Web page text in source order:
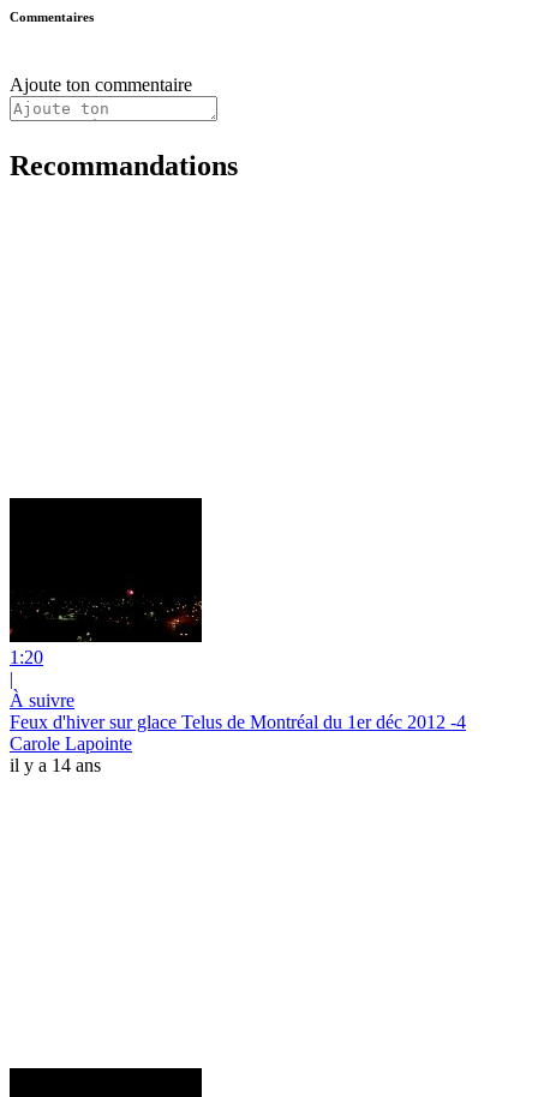
Commentaires
Ajoute ton commentaire
Recommandations
1:20
|
À suivre
Feux d'hiver sur glace Telus de Montréal du 1er déc 2012 -4
Carole Lapointe
il y a 14 ans